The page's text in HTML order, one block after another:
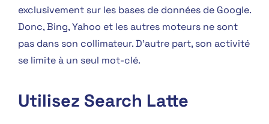
exclusivement sur les bases de données de Google.
Donc, Bing, Yahoo et les autres moteurs ne sont
pas dans son collimateur. D’autre part, son activité
se limite à un seul mot-clé.
Utilisez Search Latte